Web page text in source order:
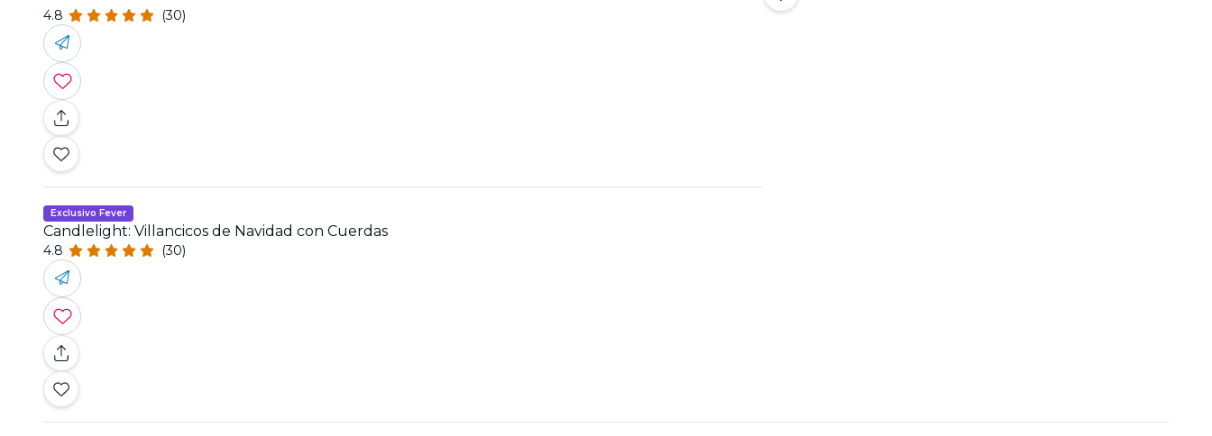
4.8 (30)
Exclusivo Fever
Candlelight: Villancicos de Navidad con Cuerdas
4.8 (30)